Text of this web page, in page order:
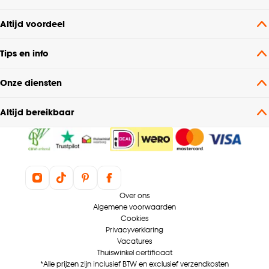
kan aanpassen, bekijk hiervoor onze
Altijd voordeel
Tips en info
Onze diensten
Altijd bereikbaar
Over ons
Algemene voorwaarden
Cookies
Privacyverklaring
Vacatures
Thuiswinkel certificaat
*Alle prijzen zijn inclusief BTW en exclusief verzendkosten